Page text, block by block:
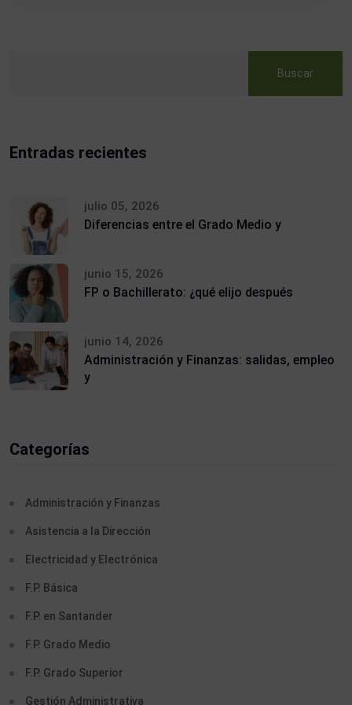
Buscar
Entradas recientes
julio 05, 2026
Diferencias entre el Grado Medio y
junio 15, 2026
FP o Bachillerato: ¿qué elijo después
junio 14, 2026
Administración y Finanzas: salidas, empleo
y
Categorías
Administración y Finanzas
Asistencia a la Dirección
Electricidad y Electrónica
F.P. Básica
F.P. en Santander
F.P. Grado Medio
F.P. Grado Superior
Gestión Administrativa